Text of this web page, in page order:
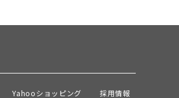
Yahooショッピング 採用情報